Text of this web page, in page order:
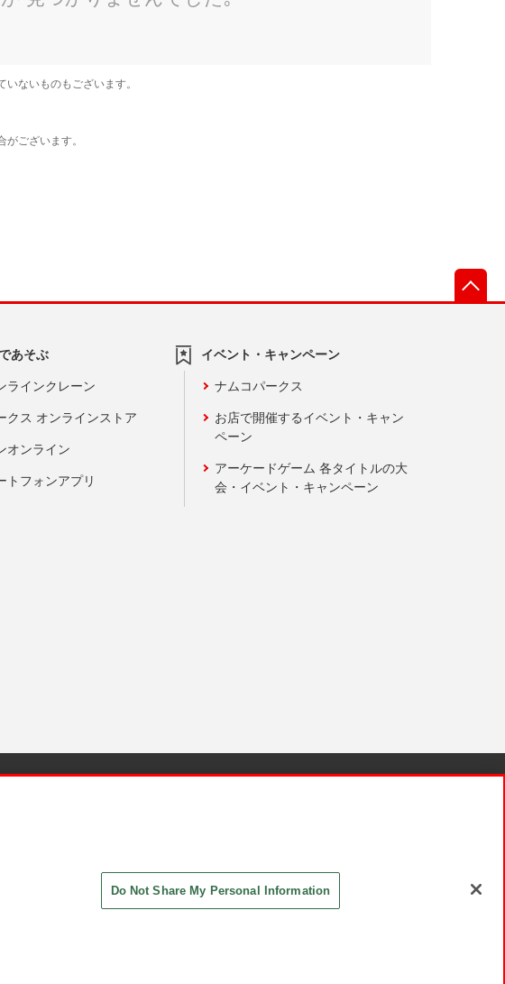
あそぶ
ラインクレーン
クス オンラインストア
オンライン
トフォンアプリ
イベント・キャンペーン
ナムコパークス
お店で開催するイベント・キャン
ペーン
アーケードゲーム 各タイトルの大
会・イベント・キャンペーン
Do Not Share My Personal Information